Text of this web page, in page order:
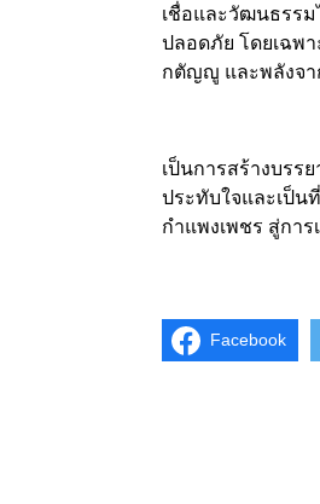
เชื่อและวัฒนธรรม
ปลอดภัย โดยเฉพ
กตัญญู และพลังจ
เป็นการสร้างบรร
ประทับใจและเป็น
กำแพงเพชร สู่กา
Facebook